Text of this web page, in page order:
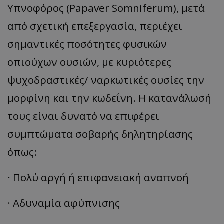
Υπνοφόρος (Papaver Somniferum), μετά
από σχετική επεξεργασία, περιέχει
σημαντικές ποσότητες φυσικών
οπιούχων ουσιών, με κυριότερες
ψυχοδραστικές/ ναρκωτικές ουσίες την
μορφίνη και την κωδεΐνη. Η κατανάλωσή
τους είναι δυνατό να επιφέρει
συμπτώματα σοβαρής δηλητηρίασης
όπως:
· Πολύ αργή ή επιφανειακή αναπνοή
· Αδυναμία αφύπνισης